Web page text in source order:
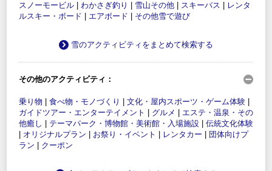
スノーモービル
わかさぎ釣り 雪山その他 スキーバス
レンタ
ルスキー・ボード
エアボード その他雪で遊び
雪のアクティビティをまとめて検索する
その他のアクティビティ：
乗り物 食べ物・モノづくり 文化・屋内スポーツ・ゲーム体験
ガイドツアー・エンターテイメント
グルメ
エステ・温泉・その
他癒し
テーマパーク・博物館・美術館・入場施設
伝統文化体験
オリジナルプラン お祭り・イベント レンタカー
団体向けプ
ラン
クーポン